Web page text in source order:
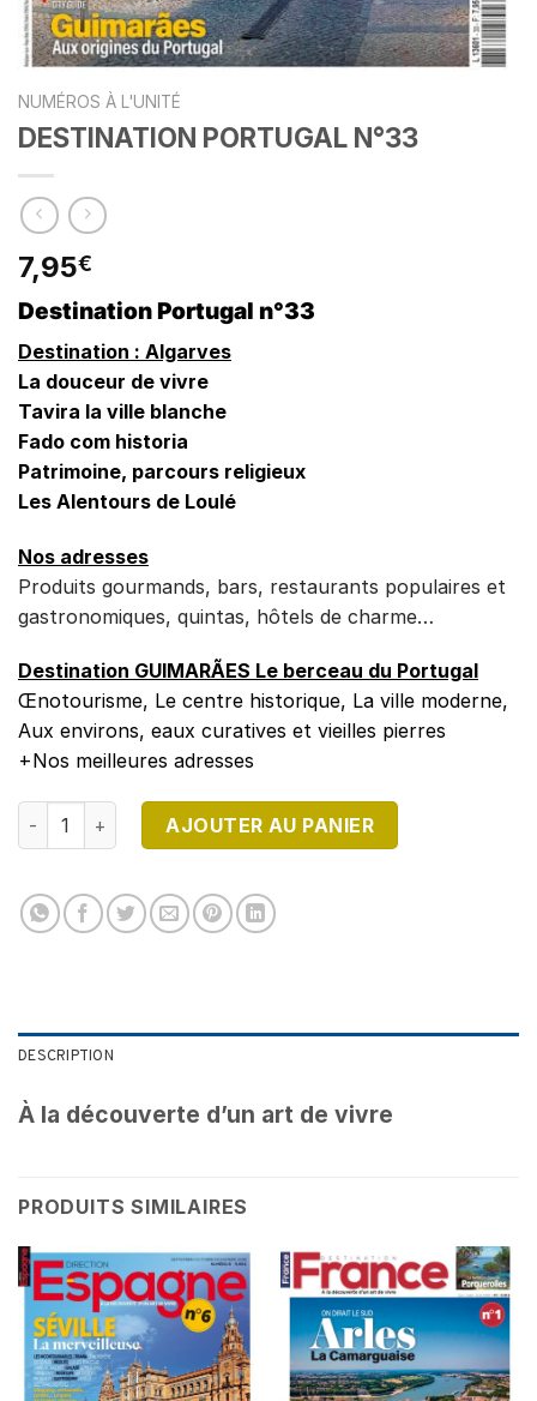
NUMÉROS À L'UNITÉ
DESTINATION PORTUGAL N°33
7,95€
Destination Portugal n°33
Destination : Algarves
La douceur de vivre
Tavira la ville blanche
Fado com historia
Patrimoine, parcours religieux
Les Alentours de Loulé
Nos adresses
Produits gourmands, bars, restaurants populaires et
gastronomiques, quintas, hôtels de charme…
Destination GUIMARÃES Le berceau du Portugal
Œnotourisme, Le centre historique, La ville moderne,
Aux environs, eaux curatives et vieilles pierres
+Nos meilleures adresses
quantité de DESTINATION PORTUGAL N°33
AJOUTER AU PANIER
DESCRIPTION
À la découverte d’un art de vivre
PRODUITS SIMILAIRES